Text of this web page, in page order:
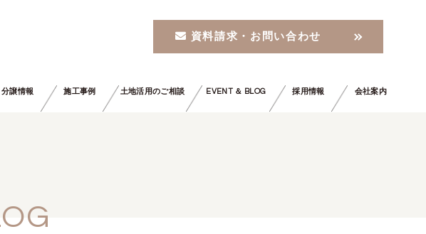
資料請求・お問い合わせ
分譲情報 施工事例 土地活用のご相談 EVENT ＆ BLOG 採用情報 会社案内